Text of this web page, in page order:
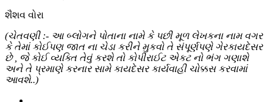
શૈશવ વોરા
(ચેતવણી :- આ બ્લોગને પોતાના નામે કે પછી મૂળ લેખકના નામ વગર
કે તેમાં કોઈપણ જાત ના ચેડા કરીને મુકવો તે સંપૂર્ણપણે ગેરકાયદેસર
છે , જે કોઈ વ્યક્તિ તેવું કરશે તો કોપીરાઈટ એકટ નો ભંગ ગણાશે
અને તે પ્રમાણે કરનાર સામે કાયદેસર કાર્યવાહી ચોક્કસ કરવામાં
આવશે..)